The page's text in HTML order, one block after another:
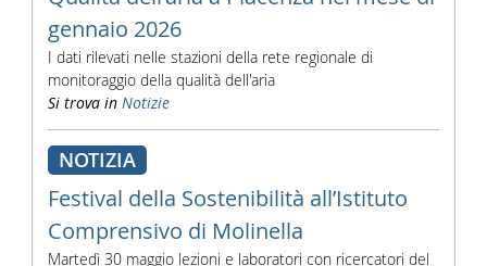
gennaio 2026
I dati rilevati nelle stazioni della rete regionale di
monitoraggio della qualità dell'aria
Si trova in Notizie
NOTIZIA
Festival della Sostenibilità all’Istituto
Comprensivo di Molinella
Martedì 30 maggio lezioni e laboratori con ricercatori del